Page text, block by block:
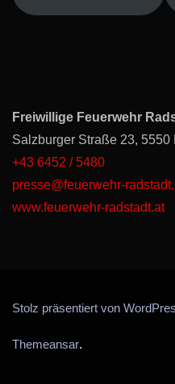
Freiwillige Feuerwehr
Salzburger Straße 23, 5550
+43 6452 / 5480
presse@feuerwehr-
www.feuerwehr-radstadt.at
Stolz präsentiert von
Themeansar.